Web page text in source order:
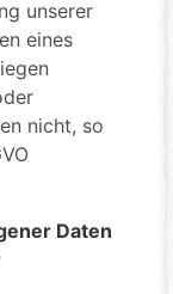
unserer
eines
nicht, so
Daten